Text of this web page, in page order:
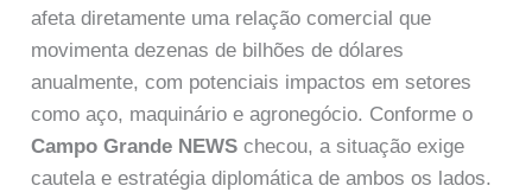
afeta diretamente uma relação comercial que
movimenta dezenas de bilhões de dólares
anualmente, com potenciais impactos em setores
como aço, maquinário e agronegócio. Conforme o
Campo Grande NEWS checou, a situação exige
cautela e estratégia diplomática de ambos os lados.